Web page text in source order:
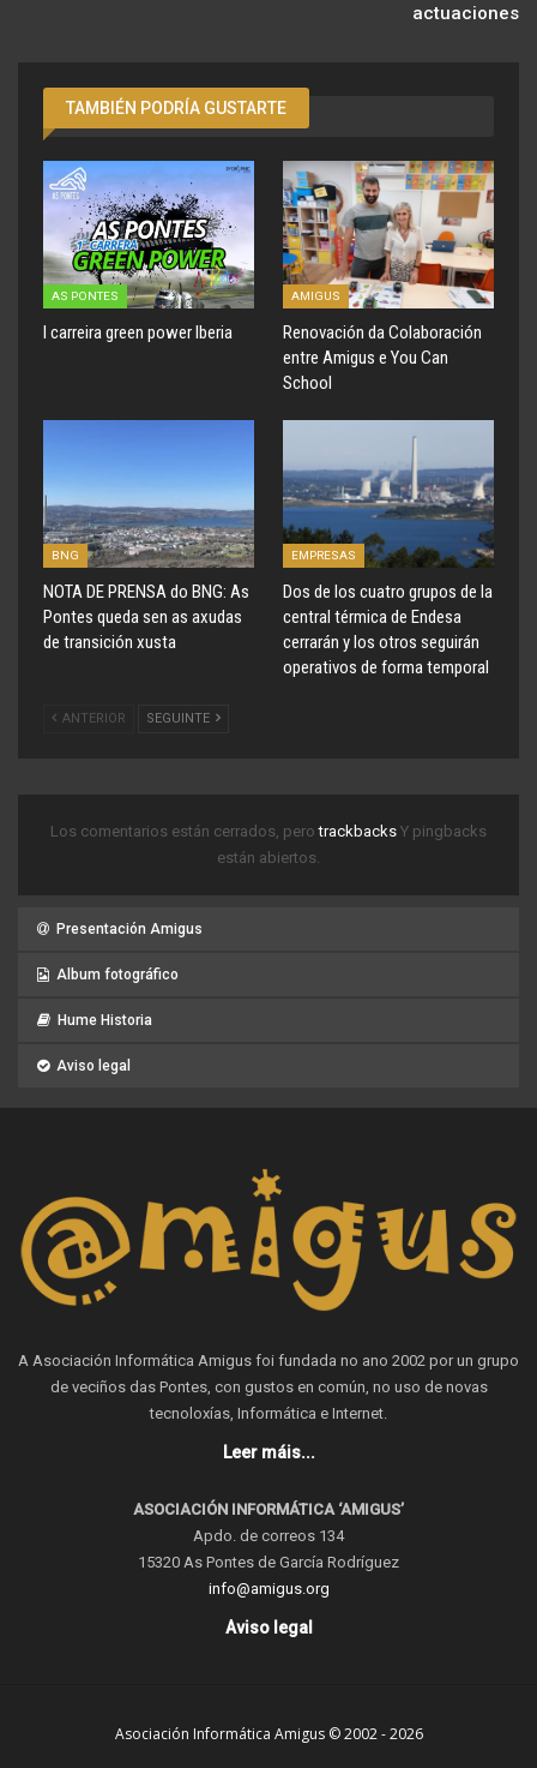
actuaciones
TAMBIÉN PODRÍA GUSTARTE
AS PONTES
I carreira green power Iberia
AMIGUS
Renovación da Colaboración
entre Amigus e You Can
School
BNG
NOTA DE PRENSA do BNG: As
Pontes queda sen as axudas
de transición xusta
EMPRESAS
Dos de los cuatro grupos de la
central térmica de Endesa
cerrarán y los otros seguirán
operativos de forma temporal
ANTERIOR SEGUINTE
Los comentarios están cerrados, perotrackbacks Y pingbacks
están abiertos.
Presentación Amigus
Album fotográfico
Hume Historia
Aviso legal
A Asociación Informática Amigus foi fundada no ano 2002 por un grupo
de veciños das Pontes, con gustos en común, no uso de novas
tecnoloxías, Informática e Internet.
Leer máis...
ASOCIACIÓN INFORMÁTICA ‘AMIGUS’
Apdo. de correos 134
15320 As Pontes de García Rodríguez
info@amigus.org
Aviso legal
Asociación Informática Amigus © 2002 - 2026